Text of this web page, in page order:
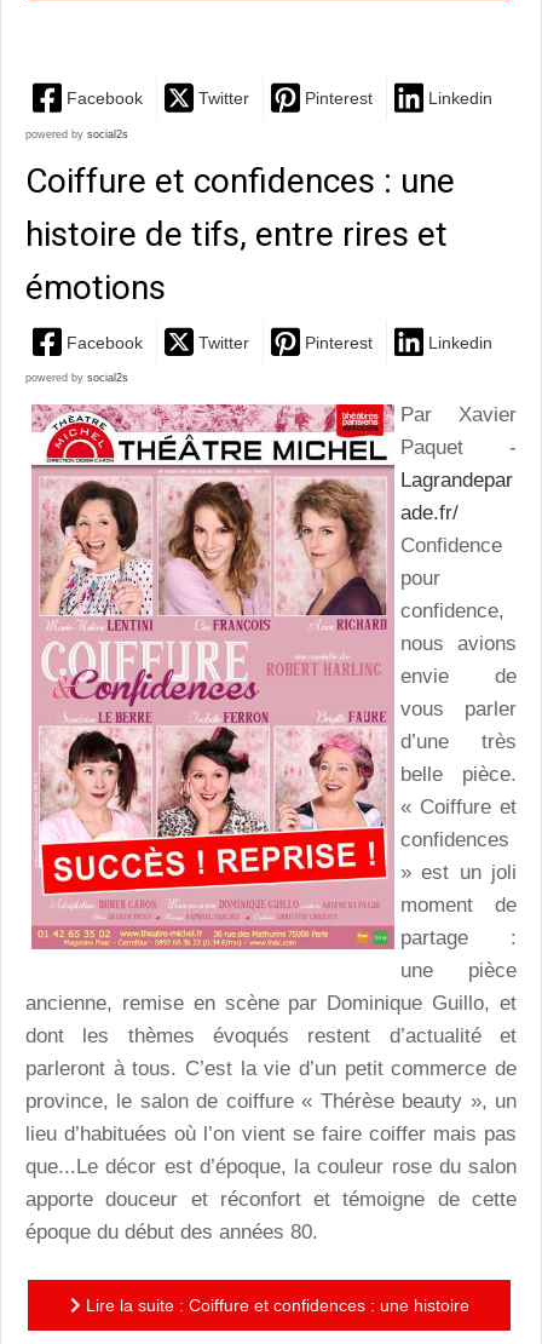
Facebook Twitter Pinterest Linkedin
powered by social2s
Coiffure et confidences : une
histoire de tifs, entre rires et
émotions
Facebook Twitter Pinterest Linkedin
powered by social2s
Par Xavier
Paquet -
Lagrandepar
ade.fr/
Confidence
pour
confidence,
nous avions
envie de
vous parler
d’une très
belle pièce.
« Coiffure et
confidences
» est un joli
moment de
partage :
une pièce
ancienne, remise en scène par Dominique Guillo, et
dont les thèmes évoqués restent d’actualité et
parleront à tous. C’est la vie d’un petit commerce de
province, le salon de coiffure « Thérèse beauty », un
lieu d’habituées où l’on vient se faire coiffer mais pas
que...Le décor est d’époque, la couleur rose du salon
apporte douceur et réconfort et témoigne de cette
époque du début des années 80.
Lire la suite : Coiffure et confidences : une histoire